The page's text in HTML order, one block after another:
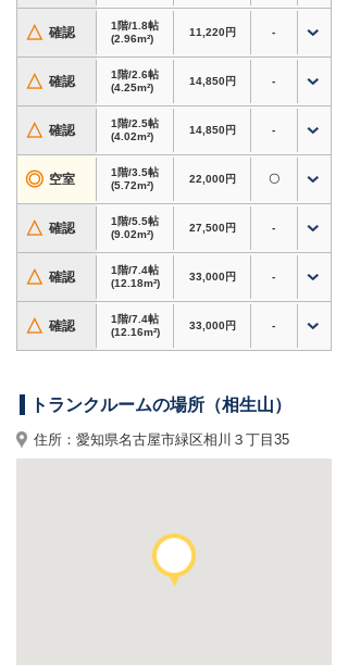
最適
・防犯設備・換気設備あり、施設見学対応
ホームページからのお申込みで初期費用3,000円
割引！
内覧やサイズのご相談もお気軽にどうぞ。
愛知県名古屋市緑区相川周辺で格安トランクルー
ム・レンタル倉庫・貸し倉庫をお探しなら、
ドッ
とあ〜るコンテナ 相生山へ！
△ 確認
1階/1.8帖
(2.96m²)
11,220円 -
△ 確認
1階/2.6帖
(4.25m²)
14,850円 -
△ 確認
1階/2.5帖
(4.02m²)
14,850円 -
◎ 空室
1階/3.5帖
(5.72m²)
22,000円 〇
△ 確認
1階/5.5帖
(9.02m²)
27,500円 -
△ 確認
1階/7.4帖
(12.18m²)
33,000円 -
△ 確認
1階/7.4帖
(12.16m²)
33,000円 -
トランクルームの場所（相生山）
住所：愛知県名古屋市緑区相川３丁目35